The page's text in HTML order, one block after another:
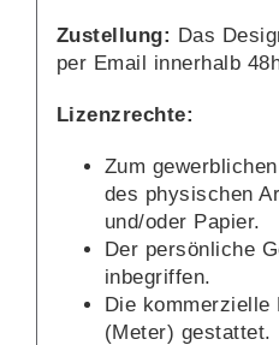
Zustellung: Das
per Email innerhalb
Lizenzrechte:
Zum
des physischen
und/oder Papier.
Der persönliche
inbegriffen.
Die kommerzielle
(Meter) gestattet.